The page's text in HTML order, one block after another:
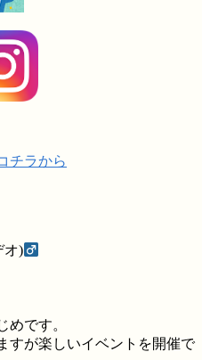
チラから
オ)
めです。
すが楽しいイベントを開催で